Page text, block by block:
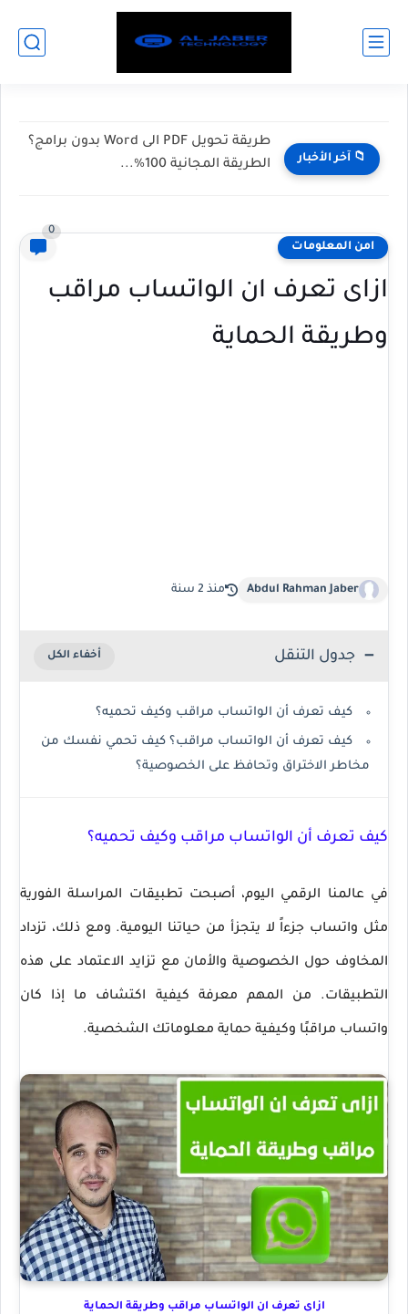
📁 آخر الأخبار
طريقة تحويل PDF الى Word بدون برامج؟
الطريقة المجانية 100%...
امن المعلومات
0
ازاى تعرف ان الواتساب مراقب
وطريقة الحماية
Abdul Rahman Jaber منذ 2 سنة
جدول التنقل
كيف تعرف أن الواتساب مراقب وكيف تحميه؟
كيف تعرف أن الواتساب مراقب؟ كيف تحمي نفسك من
مخاطر الاختراق وتحافظ على الخصوصية؟
كيف تعرف أن الواتساب مراقب وكيف تحميه؟
في عالمنا الرقمي اليوم، أصبحت تطبيقات المراسلة الفورية
مثل واتساب جزءاً لا يتجزأ من حياتنا اليومية. ومع ذلك، تزداد
المخاوف حول الخصوصية والأمان مع تزايد الاعتماد على هذه
التطبيقات. من المهم معرفة كيفية اكتشاف ما إذا كان
واتساب مراقبًا وكيفية حماية معلوماتك الشخصية.
ازاى تعرف ان الواتساب مراقب وطريقة الحماية